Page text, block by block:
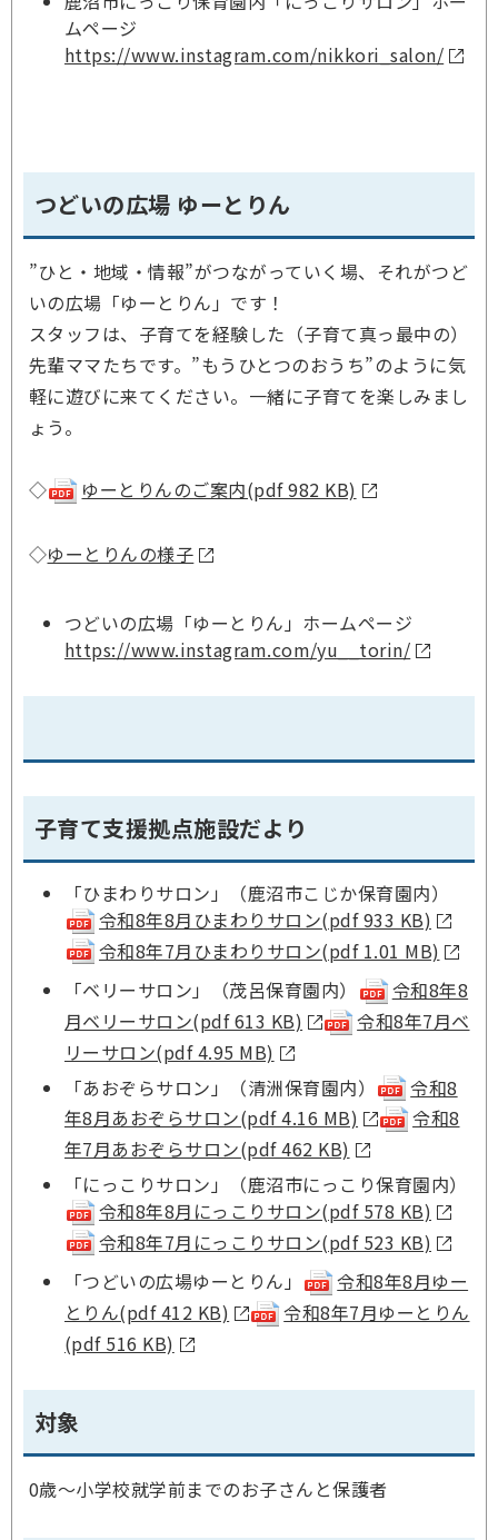
ムページ
https://www.instagram.com/nikkori_salon/
つどいの広場 ゆーとりん
”ひと・地域・情報”がつながっていく場、それがつど
いの広場「ゆーとりん」です！
スタッフは、子育てを経験した（子育て真っ最中の）
先輩ママたちです。”もうひとつのおうち”のように気
軽に遊びに来てください。一緒に子育てを楽しみまし
ょう。
◇ ゆーとりんのご案内(pdf 982 KB)
◇ゆーとりんの様子
つどいの広場「ゆーとりん」ホームページ
https://www.instagram.com/yu__torin/
子育て支援拠点施設だより
「ひまわりサロン」（鹿沼市こじか保育園内）
令和8年8月ひまわりサロン(pdf 933 KB)
令和8年7月ひまわりサロン(pdf 1.01 MB)
「ベリーサロン」（茂呂保育園内）
令和8年8
月ベリーサロン(pdf 613 KB)
令和8年7月ベ
リーサロン(pdf 4.95 MB)
「あおぞらサロン」（清洲保育園内）
令和8
年8月あおぞらサロン(pdf 4.16 MB)
令和8
年7月あおぞらサロン(pdf 462 KB)
「にっこりサロン」（鹿沼市にっこり保育園内）
令和8年8月にっこりサロン(pdf 578 KB)
令和8年7月にっこりサロン(pdf 523 KB)
「つどいの広場ゆーとりん」
令和8年8月ゆー
とりん(pdf 412 KB)
令和8年7月ゆーとりん
(pdf 516 KB)
対象
0歳～小学校就学前までのお子さんと保護者